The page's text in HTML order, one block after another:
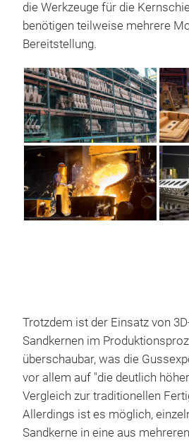
die Werkzeuge für die
benötigen teilweise mehrere
Bereitstellung.
Trotzdem ist der Einsatz von
Sandkernen im
überschaubar, was die
vor allem auf "die deutlich
Vergleich zur traditionellen
Allerdings ist es möglich,
Sandkerne in eine aus